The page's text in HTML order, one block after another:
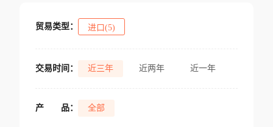
贸易类型： 进口(5)
交易时间： 近三年 近两年 近一年
产 品： 全部